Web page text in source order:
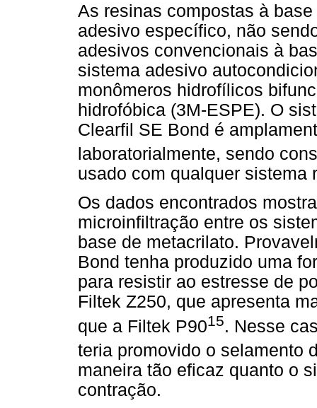
As resinas compostas à
adesivo específico, não
adesivos convencionais à
sistema adesivo
monômeros hidrofílicos
hidrofóbica (3M-ESPE). O
Clearfil SE Bond é
laboratorialmente, sendo
usado com qualquer sistema
Os dados encontrados
microinfiltração entre os
base de metacrilato.
Bond tenha produzido uma
para resistir ao estresse de
Filtek Z250, que apresenta
que a Filtek P9015. Nesse
teria promovido o selamento
maneira tão eficaz quanto o
contração.